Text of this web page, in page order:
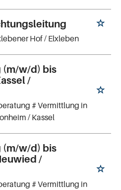
Hof/ Elxleben
(m/w/d) bis
/
# Vermittlung in
/ Kassel
(m/w/d) bis
/
# Vermittlung in